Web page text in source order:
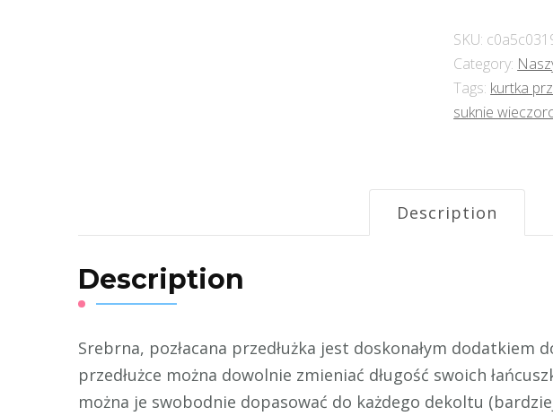
SKU:
Category:
Tags: kurtka
suknie
Description
Description
Srebrna, pozłacana przedłużka jest doskonałym dodatkiem
przedłużce można dowolnie zmieniać długość swoich
można je swobodnie dopasować do każdego dekoltu